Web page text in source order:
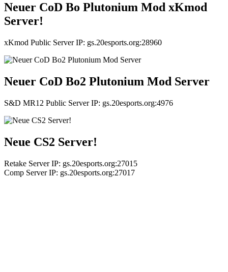
Neuer CoD Bo Plutonium Mod xKmod
Server!
xKmod Public Server IP: gs.20esports.org:28960
Neuer CoD Bo2 Plutonium Mod Server
S&D MR12 Public Server IP: gs.20esports.org:4976
Neue CS2 Server!
Retake Server IP: gs.20esports.org:27015
Comp Server IP: gs.20esports.org:27017